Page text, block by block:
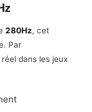
280Hz, cet
Par
dans les jeux